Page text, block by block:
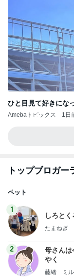
ひと目見て好きにな
Amebaトピックス 1日
トップブロガー
ペット
1
しろとく
たまねぎ
2
母さんは
やく
藤緒 ミル